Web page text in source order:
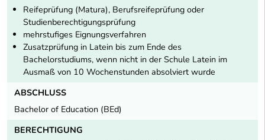
Reifeprüfung (Matura), Berufsreifeprüfung oder
Studienberechtigungsprüfung
mehrstufiges Eignungsverfahren
Zusatzprüfung in Latein bis zum Ende des
Bachelorstudiums, wenn nicht in der Schule Latein im
Ausmaß von 10 Wochenstunden absolviert wurde
ABSCHLUSS
Bachelor of Education (BEd)
BERECHTIGUNG